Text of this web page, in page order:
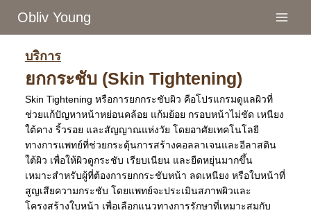
Obliv Young
บริการ
ยกกระชับ (Skin Tightening)
Skin Tightening หรือการยกกระชับผิว คือโปรแกรมดูแลผิวที่
ช่วยแก้ปัญหาหน้าหย่อนคล้อย แก้มย้อย กรอบหน้าไม่ชัด เหนียง
ใต้คาง ริ้วรอย และสัญญาณแห่งวัย โดยอาศัยเทคโนโลยี
ทางการแพทย์ที่ช่วยกระตุ้นการสร้างคอลลาเจนและอีลาสติน
ใต้ผิว เพื่อให้ผิวดูกระชับ เรียบเนียน และยืดหยุ่นมากขึ้น
เหมาะสำหรับผู้ที่ต้องการยกกระชับหน้า ลดเหนียง หรือใบหน้าที่
สูญเสียความกระชับ โดยแพทย์จะประเมินสภาพผิวและ
โครงสร้างใบหน้า เพื่อเลือกแนวทางการรักษาที่เหมาะสมกับ